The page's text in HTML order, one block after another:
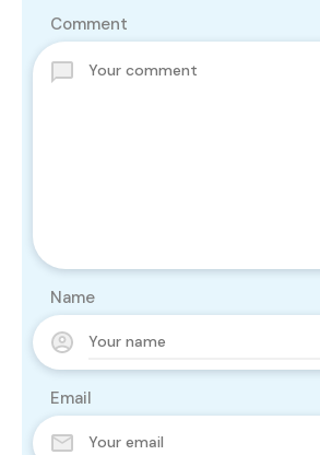
Comment
Name
Email